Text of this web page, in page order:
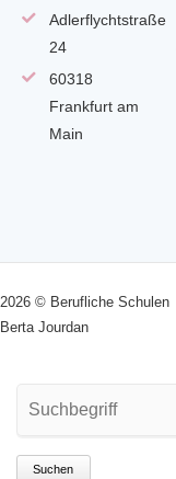
Adlerflychtstraße
24
60318
Frankfurt am
Main
2026 © Berufliche Schulen
Berta Jourdan
Suchen